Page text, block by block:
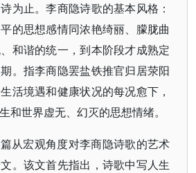
为止。李商隐诗歌的基本风格：
的思想感情同浓艳绮丽、朦胧曲
和谐的统一，到本阶段才成熟定
。指李商隐罢盐铁推官归居荥阳
活境遇和健康状况的每况愈下，
和世界虚无、幻灭的思想情绪。
从宏观角度对李商隐诗歌的艺术
。该文首先指出，诗歌中写人生